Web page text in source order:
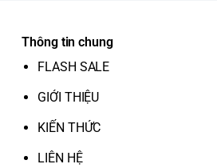
Thông tin chung
FLASH SALE
GIỚI THIỆU
KIẾN THỨC
LIÊN HỆ